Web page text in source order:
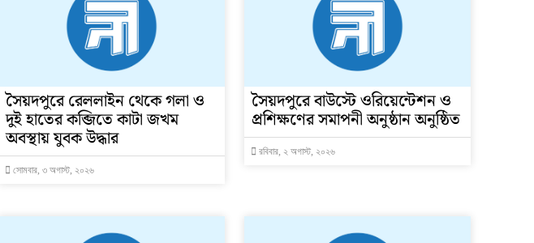
সৈয়দপুরে রেললাইন থেকে গলা ও
দুই হাতের কব্জিতে কাটা জখম
অবস্থায় যুবক উদ্ধার
সোমবার, ৩ অগাস্ট, ২০২৬
সৈয়দপুরে বাউস্টে ওরিয়েন্টেশন ও
প্রশিক্ষণের সমাপনী অনুষ্ঠান অনুষ্ঠিত
রবিবার, ২ অগাস্ট, ২০২৬